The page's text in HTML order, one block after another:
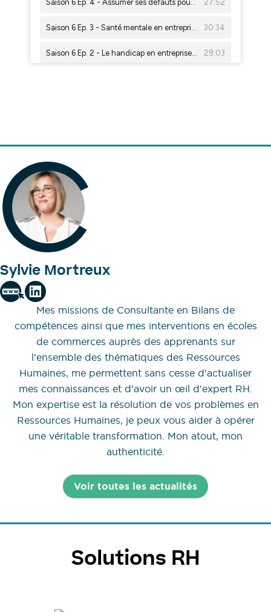
Sylvie Mortreux
Mes missions de Consultante en Bilans de
compétences ainsi que mes interventions en écoles
de commerces auprès des apprenants sur
l'ensemble des thématiques des Ressources
Humaines, me permettent sans cesse d'actualiser
mes connaissances et d'avoir un œil d'expert RH.
Mon expertise est la résolution de vos problèmes en
Ressources Humaines, je peux vous aider à opérer
une véritable transformation. Mon atout, mon
authenticité.
Voir toutes les actualités
Solutions RH